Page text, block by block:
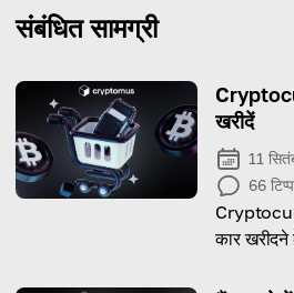
संबंधित सामग्री
खरीदें
11
66
कार